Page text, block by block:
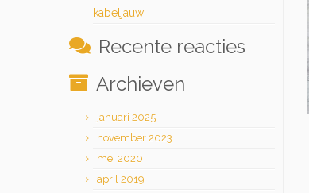
kabeljauw
Recente reacties
Archieven
januari 2025
november 2023
mei 2020
april 2019